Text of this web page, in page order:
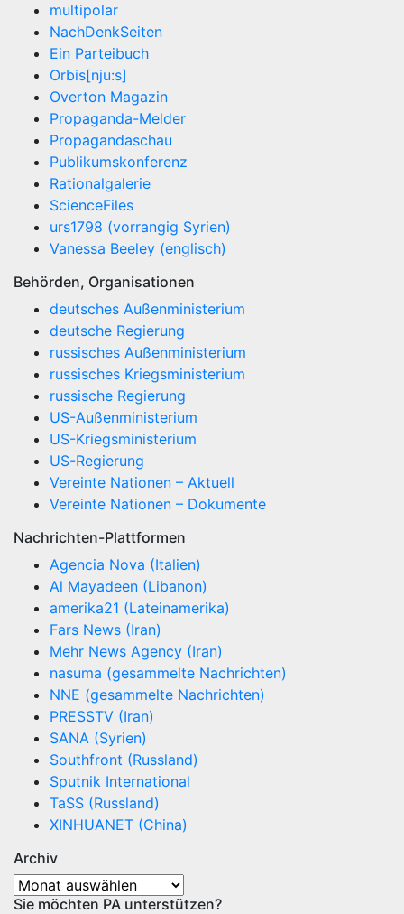
multipolar
NachDenkSeiten
Ein Parteibuch
Orbis[nju:s]
Overton Magazin
Propaganda-Melder
Propagandaschau
Publikumskonferenz
Rationalgalerie
ScienceFiles
urs1798 (vorrangig Syrien)
Vanessa Beeley (englisch)
Behörden, Organisationen
deutsches Außenministerium
deutsche Regierung
russisches Außenministerium
russisches Kriegsministerium
russische Regierung
US-Außenministerium
US-Kriegsministerium
US-Regierung
Vereinte Nationen – Aktuell
Vereinte Nationen – Dokumente
Nachrichten-Plattformen
Agencia Nova (Italien)
Al Mayadeen (Libanon)
amerika21 (Lateinamerika)
Fars News (Iran)
Mehr News Agency (Iran)
nasuma (gesammelte Nachrichten)
NNE (gesammelte Nachrichten)
PRESSTV (Iran)
SANA (Syrien)
Southfront (Russland)
Sputnik International
TaSS (Russland)
XINHUANET (China)
Archiv
Archiv
Sie möchten PA unterstützen?